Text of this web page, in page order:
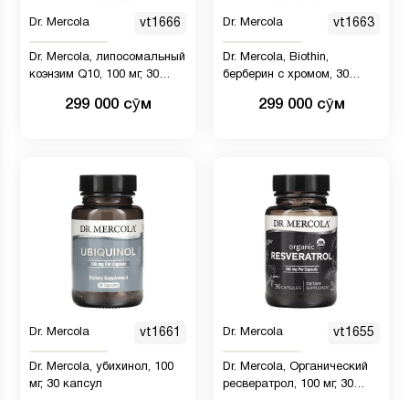
Dr. Mercola vt1666
Dr. Mercola, липосомальный
коэнзим Q10, 100 мг, 30
299 000 сӯм
Dr. Mercola vt1663
Dr. Mercola, Biothin,
берберин с хромом, 30
299 000 сӯм
Dr. Mercola vt1661
Dr. Mercola, убихинол, 100
мг, 30 капсул
Dr. Mercola vt1655
Dr. Mercola, Органический
ресвератрол, 100 мг, 30